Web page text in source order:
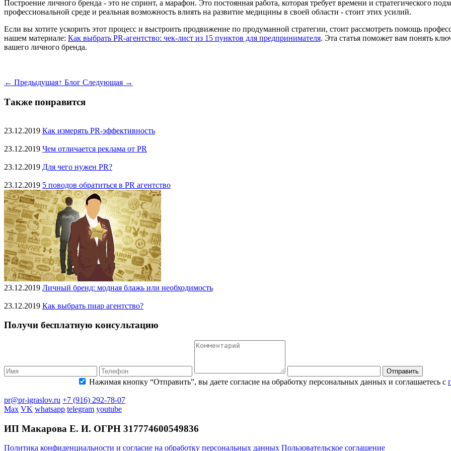
Построение личного бренда - это не спринт, а марафон. Это постоянная работа, которая требует времени и стратегического
профессиональной среде и реальная возможность влиять на развитие медицины в своей области - стоит этих усилий.
Если вы хотите ускорить этот процесс и выстроить продвижение по продуманной стратегии, стоит рассмотреть помощь
нашем материале: Как выбрать PR-агентство: чек-лист из 15 пунктов для предпринимателя. Эта статья поможет вам понять
вашего личного бренда.
← Предыдущая↑ Блог Следующая →
Также понравится
23.12.2019 Как измерять PR-эффективность
23.12.2019 Чем отличается реклама от PR
23.12.2019 Для чего нужен PR?
23.12.2019 5 поводов обратиться в PR агентство
23.12.2019 Личный бренд: модная блажь или необходимость
23.12.2019 Как выбрать пиар агентство?
Получи бесплатную консультацию
Отправить
Нажимая кнопку “Отправить”, вы даете согласие на обработку персональных данных и соглашаетесь с
pr@pr-igraslov.ru +7 (916) 292-78-07
Max VK whatsapp telegram youtube
ИП Макарова Е. И. ОГРН 317774600549836
Политика конфиденциальности и согласие на обработку персональных данных Пользовательское соглашение